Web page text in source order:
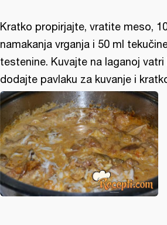
Kratko propirjajte, vratite meso,
namakanja vrganja i 50 ml
testenine. Kuvajte na laganoj vatri
dodajte pavlaku za kuvanje i